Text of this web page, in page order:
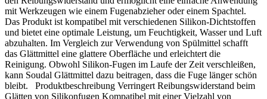
mit Werkzeugen wie einem Fugenabzieher oder einem Spachtel.
Das Produkt ist kompatibel mit verschiedenen Silikon-Dichtstoffen
und bietet eine optimale Leistung, um Feuchtigkeit, Wasser und Luft
abzuhalten. Im Vergleich zur Verwendung von Spülmittel schafft
das Glättmittel eine glattere Oberfläche und erleichtert die
Reinigung. Obwohl Silikon-Fugen im Laufe der Zeit verschleißen,
kann Soudal Glättmittel dazu beitragen, dass die Fuge länger schön
bleibt. Produktbeschreibung Verringert Reibungswiderstand beim
Glätten von Silikonfugen Kompatibel mit einer Vielzahl von